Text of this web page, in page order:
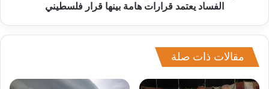
الفساد يعتمد قرارات هامة بينها قرار فلسطيني
مقالات ذات صلة